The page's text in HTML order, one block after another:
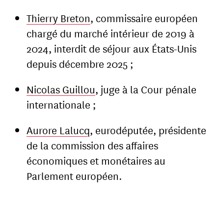
Thierry Breton, commissaire européen
chargé du marché intérieur de 2019 à
2024, interdit de séjour aux États-Unis
depuis décembre 2025 ;
Nicolas Guillou, juge à la Cour pénale
internationale ;
Aurore Lalucq, eurodéputée, présidente
de la commission des affaires
économiques et monétaires au
Parlement européen.